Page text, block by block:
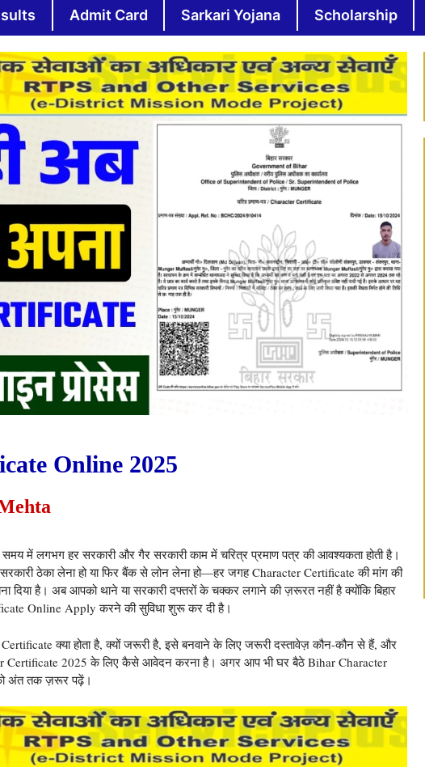
Admit Card Sarkari Yojana Scholarship
Online 2025
में लगभग हर सरकारी और गैर सरकारी काम में चरित्र प्रमाण पत्र की आवश्यकता होती है।
सरकारी ठेका लेना हो या फिर बैंक से लोन लेना हो—हर जगह Character Certificate की मांग की
दिया है। अब आपको थाने या सरकारी दफ्तरों के चक्कर लगाने की ज़रूरत नहीं है क्योंकि बिहार
Online Apply करने की सुविधा शुरू कर दी है।
क्या होता है, क्यों जरूरी है, इसे बनवाने के लिए जरूरी दस्तावेज़ कौन-कौन से हैं, और
Certificate 2025 के लिए कैसे आवेदन करना है। अगर आप भी घर बैठे Bihar Character
अंत तक ज़रूर पढ़ें।